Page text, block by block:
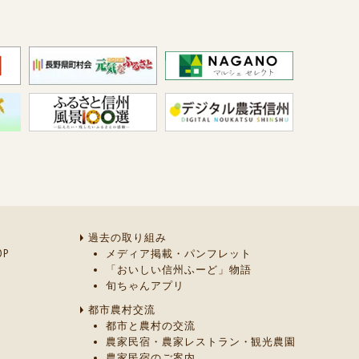
過去の取り組み
メディア掲載・パンフレット
「おいしい信州ふーど」物語
旬ちゃんアプリ
都市農村交流
都市と農村の交流
農家民宿・農家レストラン・観光農園